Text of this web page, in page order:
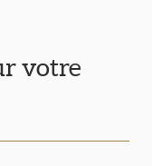
votre